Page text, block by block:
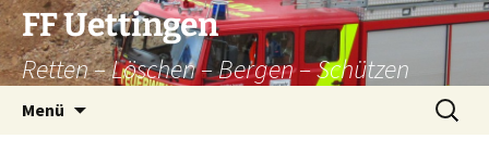
Zum
Inhalt
springen
FF Uettingen
Retten – Löschen – Bergen – Schützen
Menü
Suchen
nach: